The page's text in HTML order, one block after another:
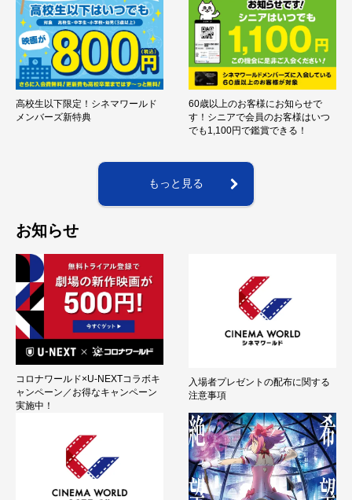
高校生以下限定！シネマワールド
メンバーズ新特典
60歳以上のお客様にお知らせで
す！シニアで会員のお客様はいつ
でも1,100円で鑑賞できる！
もっと見る
お知らせ
コロナワールド×U-NEXTコラボキ
ャンペーン／お得なキャンペーン
実施中！
入場者プレゼントの配布に関する
注意事項